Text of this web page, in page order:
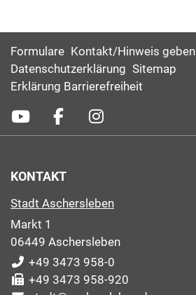
Formulare Kontakt/Hinweis geben
Datenschutzerklärung Sitemap
Erklärung Barrierefreiheit
KONTAKT
Stadt Aschersleben
Markt 1
06449 Aschersleben
+49 3473 958-0
+49 3473 958-920